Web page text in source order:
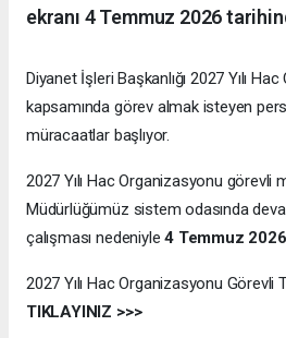
ekranı 4 Temmuz 2026
​Diyanet İşleri Başkanlığı 2027 Yılı
kapsamında görev almak isteyen
müracaatlar başlıyor.
2027 Yılı Hac Organizasyonu ​görevli
Müdürlüğümüz sistem odasında
çalışması nedeniyle4 Temmuz 2026
​2027 Yılı Hac Organizasyonu Görevli
TIKLAYINIZ >>>